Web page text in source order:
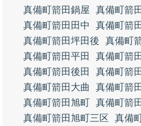
真備町箭田鍋屋
真備町箭
真備町箭田田中
真備町箭
真備町箭田坪田後
真備町
真備町箭田平田
真備町箭
真備町箭田後田
真備町箭
真備町箭田大曲
真備町箭
真備町箭田旭町 真備町箭
真備町箭田旭町三区
真備